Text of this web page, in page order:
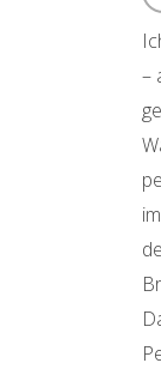
–